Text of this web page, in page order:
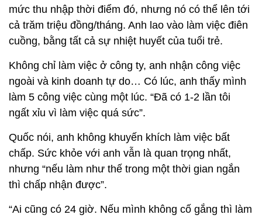
mức thu nhập thời điểm đó, nhưng nó có thể lên tới
cả trăm triệu đồng/tháng. Anh lao vào làm việc điên
cuồng, bằng tất cả sự nhiệt huyết của tuổi trẻ.
Không chỉ làm việc ở công ty, anh nhận công việc
ngoài và kinh doanh tự do… Có lúc, anh thấy mình
làm 5 công việc cùng một lúc. “Đã có 1-2 lần tôi
ngất xỉu vì làm việc quá sức”.
Quốc nói, anh không khuyến khích làm việc bất
chấp. Sức khỏe với anh vẫn là quan trọng nhất,
nhưng “nếu làm như thế trong một thời gian ngắn
thì chấp nhận được”.
“Ai cũng có 24 giờ. Nếu mình không cố gắng thì làm